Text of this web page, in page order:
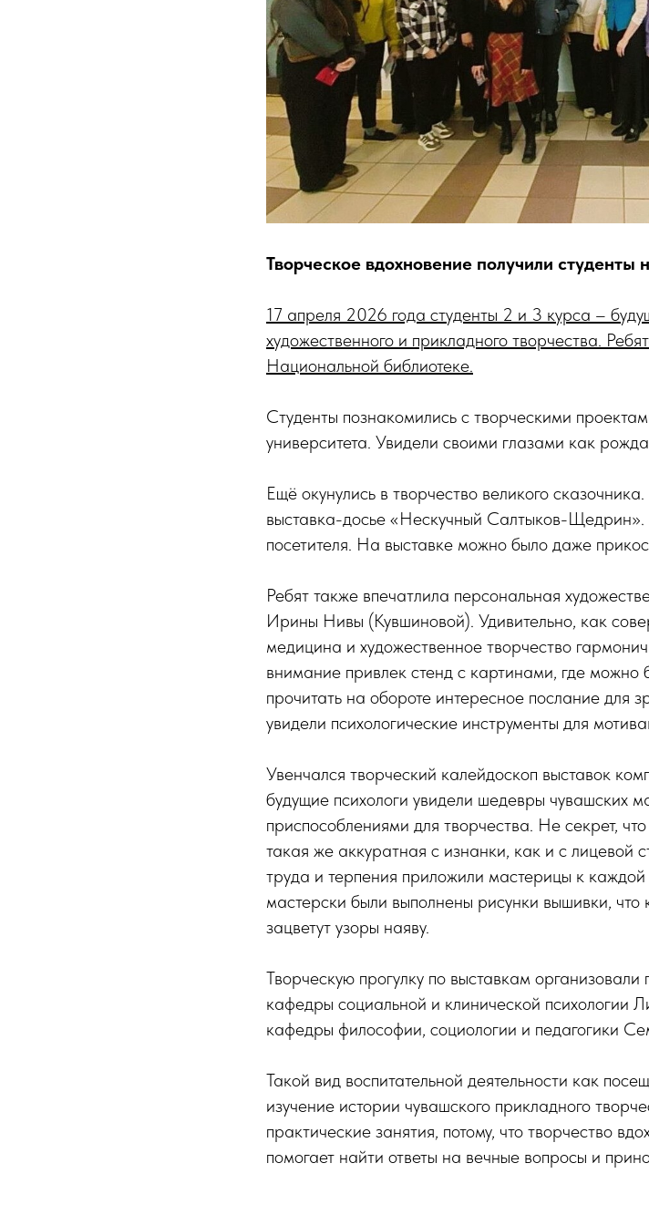
Творческое вдохновение получили студенты
17 апреля 2026 года студенты 2 и 3 курса –
художественного и прикладного творчества.
Национальной библиотеке.
Студенты познакомились с творческими
университета. Увидели своими глазами как
Ещё окунулись в творчество великого
выставка-досье «Нескучный Салтыков-Щедрин».
посетителя. На выставке можно было даже
Ребят также впечатлила персональная
Ирины Нивы (Кувшиновой). Удивительно, как
медицина и художественное творчество
внимание привлек стенд с картинами, где можно
прочитать на обороте интересное послание для
увидели психологические инструменты для
Увенчался творческий калейдоскоп выставок
будущие психологи увидели шедевры чувашских
приспособлениями для творчества. Не секрет,
такая же аккуратная с изнанки, как и с лицевой
труда и терпения приложили мастерицы к
мастерски были выполнены рисунки вышивки, что
зацветут узоры наяву.
Творческую прогулку по выставкам
кафедры социальной и клинической психологии
кафедры философии, социологии и педагогики
Такой вид воспитательной деятельности как
изучение истории чувашского прикладного
практические занятия, потому, что творчество
помогает найти ответы на вечные вопросы и